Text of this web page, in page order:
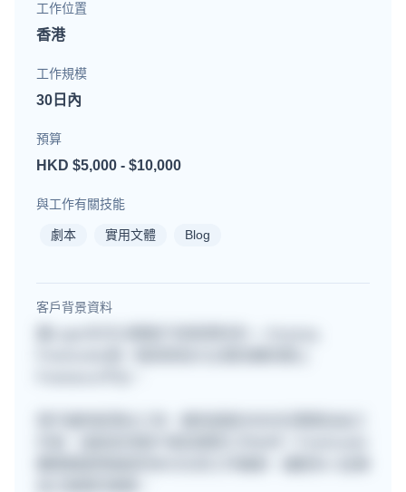
工作位置
香港
工作規模
30日內
預算
HKD $5,000 - $10,000
與工作有關技能
劇本 實用文體 Blog
客戶背景資料